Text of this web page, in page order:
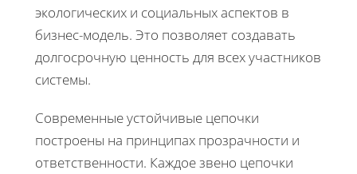
экологических и социальных аспектов в
бизнес-модель. Это позволяет создавать
долгосрочную ценность для всех участников
системы.
Современные устойчивые цепочки
построены на принципах прозрачности и
ответственности. Каждое звено цепочки